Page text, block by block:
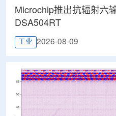
Microchip推出抗辐射六
DSA504RT
工业 2026-08-09